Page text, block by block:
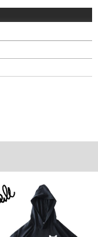
さい。
させて頂いております。予め